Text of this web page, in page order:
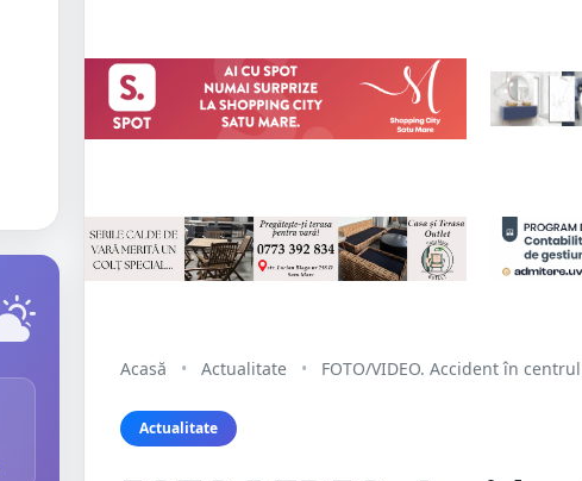
Acasă • Actualitate • FOTO/VIDEO. Accident în
Actualitate